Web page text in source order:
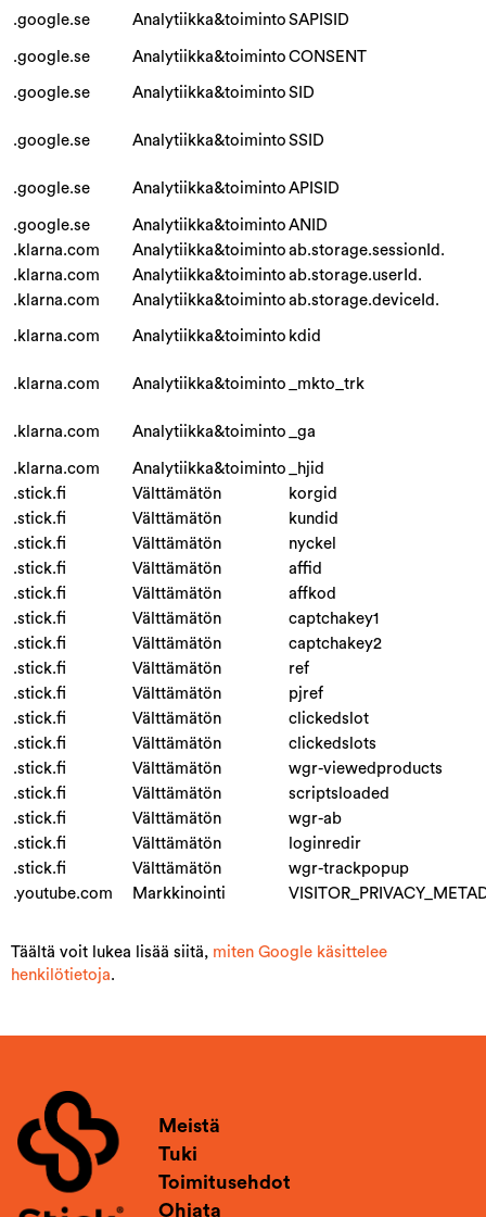
.google.se Analytiikka&toiminto SAPISID
.google.se Analytiikka&toiminto CONSENT
.google.se Analytiikka&toiminto SID
.google.se Analytiikka&toiminto SSID
.google.se Analytiikka&toiminto APISID
.google.se Analytiikka&toiminto ANID
.klarna.com
Analytiikka&toiminto ab.storage.sessionId.
.klarna.com
Analytiikka&toiminto ab.storage.userId.
.klarna.com
Analytiikka&toiminto ab.storage.deviceId.
.klarna.com Analytiikka&toiminto kdid
.klarna.com Analytiikka&toiminto _mkto_trk
.klarna.com Analytiikka&toiminto _ga
.klarna.com Analytiikka&toiminto
_hjid
.stick.fi
Välttämätön
korgid
.stick.fi
Välttämätön
kundid
.stick.fi
Välttämätön
nyckel
.stick.fi
Välttämätön
affid
.stick.fi
Välttämätön
affkod
.stick.fi
Välttämätön
captchakey1
.stick.fi
Välttämätön
captchakey2
.stick.fi
Välttämätön
ref
.stick.fi
Välttämätön
pjref
.stick.fi
Välttämätön
clickedslot
.stick.fi
Välttämätön
clickedslots
.stick.fi
Välttämätön
wgr-viewedproducts
.stick.fi
Välttämätön
scriptsloaded
.stick.fi
Välttämätön
wgr-ab
.stick.fi
Välttämätön
loginredir
.stick.fi
Välttämätön
wgr-trackpopup
.youtube.com
Markkinointi
Täältä voit lukea lisää siitä, miten Google käsittelee
henkilötietoja.
Meistä
Tuki
Toimitusehdot
Ohjata